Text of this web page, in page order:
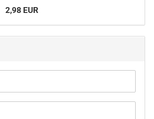
2,98 EUR